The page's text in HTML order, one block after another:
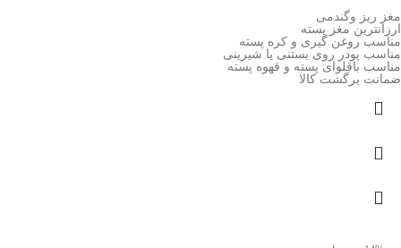
مغز ریز وگندمی
ارزانترین مغز پسته
مناسب روغن گیری و کره پسته
مناسب پودر روی بستنی یا شیرینی
مناسب باقلوای پسته و قهوه پسته
ضمانت برگشت کالا